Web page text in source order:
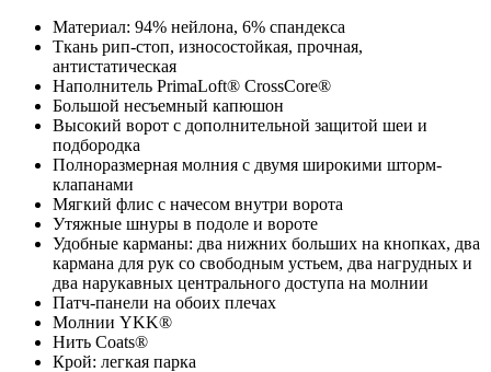
Материал: 94% нейлона, 6% спандекса
Ткань рип-стоп, износостойкая, прочная,
антистатическая
Наполнитель PrimaLoft® CrossCore®
Большой несъемный капюшон
Высокий ворот с дополнительной защитой шеи и
подбородка
Полноразмерная молния с двумя широкими шторм-
клапанами
Мягкий флис с начесом внутри ворота
Утяжные шнуры в подоле и вороте
Удобные карманы: два нижних больших на кнопках, два
кармана для рук со свободным устьем, два нагрудных и
два нарукавных центрального доступа на молнии
Патч-панели на обоих плечах
Молнии YKK®
Нить Coats®
Крой: легкая парка